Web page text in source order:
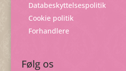
Databeskyttelsespolitik
Cookie politik
Forhandlere
Følg os